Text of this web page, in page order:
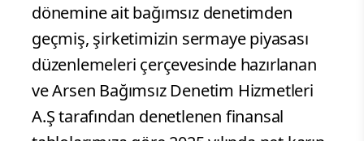
dönemine ait bağımsız denetimden
geçmiş, şirketimizin sermaye piyasası
düzenlemeleri çerçevesinde hazırlanan
ve Arsen Bağımsız Denetim Hizmetleri
A.Ş tarafından denetlenen finansal